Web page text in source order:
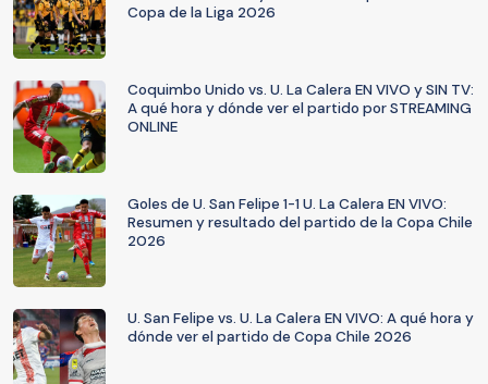
Copa de la Liga 2026
Coquimbo Unido vs. U. La Calera EN VIVO y SIN TV:
A qué hora y dónde ver el partido por STREAMING
ONLINE
Goles de U. San Felipe 1-1 U. La Calera EN VIVO:
Resumen y resultado del partido de la Copa Chile
2026
U. San Felipe vs. U. La Calera EN VIVO: A qué hora y
dónde ver el partido de Copa Chile 2026